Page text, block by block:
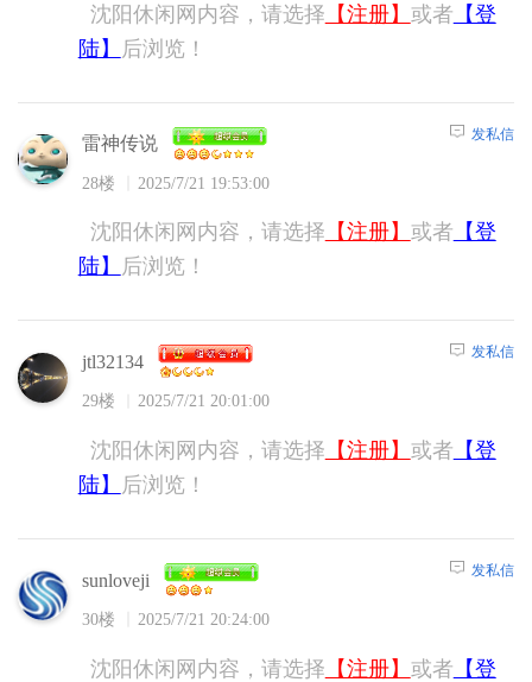
沈阳休闲网内容，请选择 【注册】 或者 【登
陆】
后浏览！
雷神传说
28楼 2025/7/21 19:53:00
发私信
沈阳休闲网内容，请选择 【注册】 或者 【登
陆】
后浏览！
jtl32134
29楼 2025/7/21 20:01:00
发私信
沈阳休闲网内容，请选择 【注册】 或者 【登
陆】
后浏览！
sunloveji
30楼 2025/7/21 20:24:00
发私信
沈阳休闲网内容，请选择 【注册】 或者 【登